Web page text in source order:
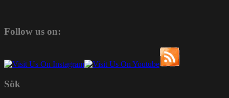
Follow us on:
Sök